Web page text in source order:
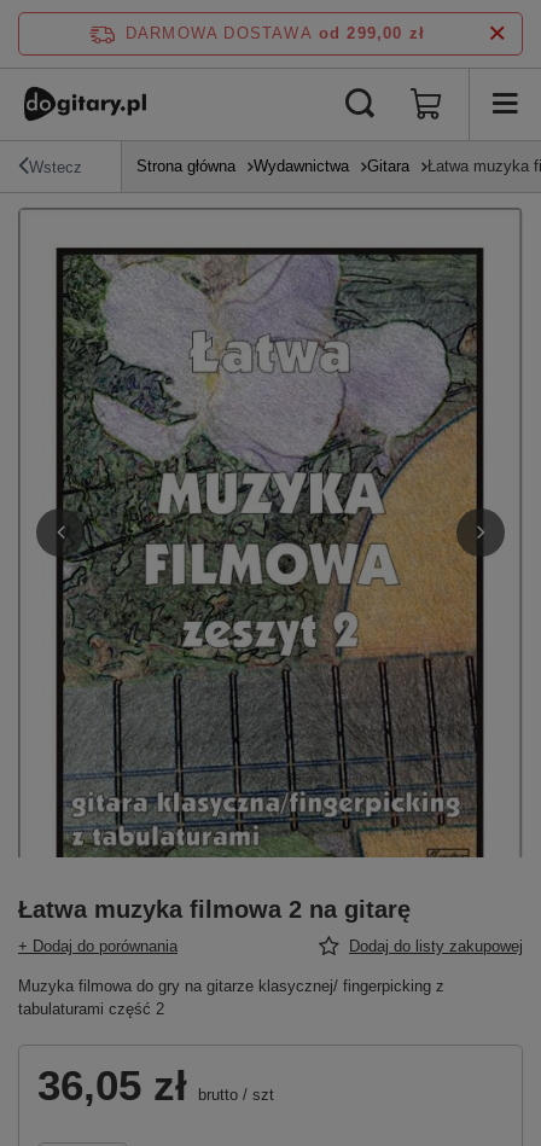
DARMOWA DOSTAWA od 299,00 zł
Wstecz Strona główna Wydawnictwa Gitara Łatwa muzyka
Łatwa muzyka filmowa 2 na gitarę
+ Dodaj do porównania Dodaj do listy zakupowej
Muzyka filmowa do gry na gitarze klasycznej/ fingerpicking z
tabulaturami część 2
36,05 zł brutto / szt